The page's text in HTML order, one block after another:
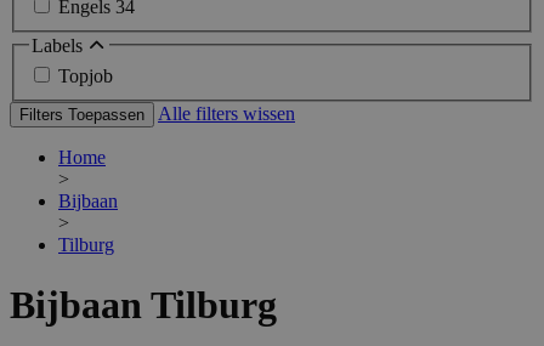
Engels 34
Labels
Topjob
Filters Toepassen Alle filters wissen
Home
>
Bijbaan
>
Tilburg
Bijbaan Tilburg